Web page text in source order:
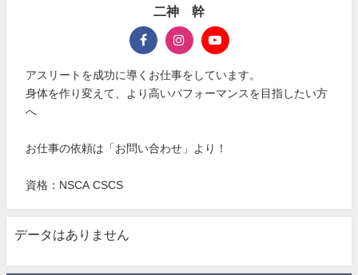
二神 幹
アスリートを成功に導くお仕事をしています。
身体を作り変えて、より高いパフォーマンスを目指したい方
へ
お仕事の依頼は「お問い合わせ」より！
資格：NSCA CSCS
データはありません